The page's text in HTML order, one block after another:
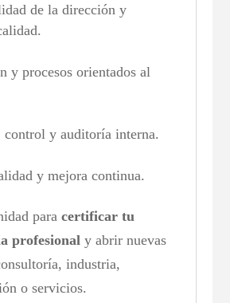
de la dirección y
y procesos orientados al
control y auditoría interna.
y mejora continua.
paracertificar tu
profesional y abrir nuevas
industria,
o servicios.